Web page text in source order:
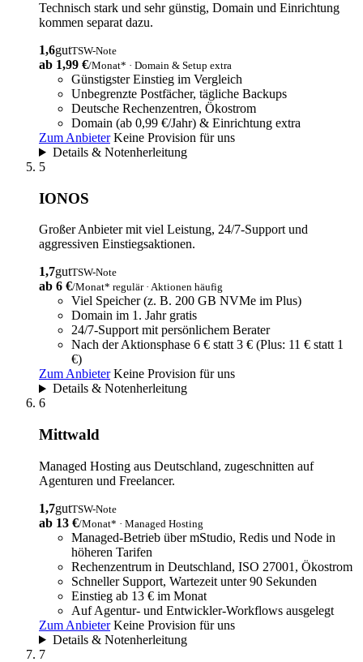
Technisch stark und sehr günstig, Domain und Einrichtung
kommen separat dazu.
1,6gutTSW-Note
ab 1,99 €/Monat* · Domain & Setup extra
Günstigster Einstieg im Vergleich
Unbegrenzte Postfächer, tägliche Backups
Deutsche Rechenzentren, Ökostrom
Domain (ab 0,99 €/Jahr) & Einrichtung extra
Zum Anbieter Keine Provision für uns
Details & Notenherleitung
5
IONOS
Großer Anbieter mit viel Leistung, 24/7-Support und
aggressiven Einstiegsaktionen.
1,7gutTSW-Note
ab 6 €/Monat* regulär · Aktionen häufig
Viel Speicher (z. B. 200 GB NVMe im Plus)
Domain im 1. Jahr gratis
24/7-Support mit persönlichem Berater
Nach der Aktionsphase 6 € statt 3 € (Plus: 11 € statt 1
€)
Zum Anbieter Keine Provision für uns
Details & Notenherleitung
6
Mittwald
Managed Hosting aus Deutschland, zugeschnitten auf
Agenturen und Freelancer.
1,7gutTSW-Note
ab 13 €/Monat* · Managed Hosting
Managed-Betrieb über mStudio, Redis und Node in
höheren Tarifen
Rechenzentrum in Deutschland, ISO 27001, Ökostrom
Schneller Support, Wartezeit unter 90 Sekunden
Einstieg ab 13 € im Monat
Auf Agentur- und Entwickler-Workflows ausgelegt
Zum Anbieter Keine Provision für uns
Details & Notenherleitung
7